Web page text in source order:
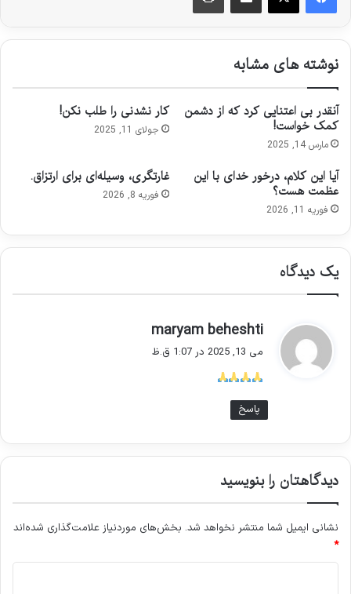
نوشته های مشابه
آنقدر بی‌ اعتنایی کرد که از دشمن
کمک خواست!
مارس 14, 2025
کار نشدنی را طلب نکن!
جولای 11, 2025
آیا این کلام، درخور خدای با این
عظمت هست؟
فوریه 11, 2026
غارتگری، وسیله‌ای برای ارتزاق.
فوریه 8, 2026
یک دیدگاه
maryam beheshti
می 13, 2025 در 1:07 ق.ظ
پاسخ
دیدگاهتان را بنویسید
نشانی ایمیل شما منتشر نخواهد شد. بخش‌های موردنیاز علامت‌گذاری شده‌اند
*